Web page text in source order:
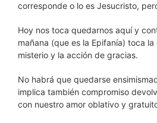
corresponde o lo es Jesucristo,
Hoy nos toca quedarnos aquí y
mañana (que es la Epifanía) toca
misterio y la acción de gracias.
No habrá que quedarse
implica también compromiso
con nuestro amor oblativo y